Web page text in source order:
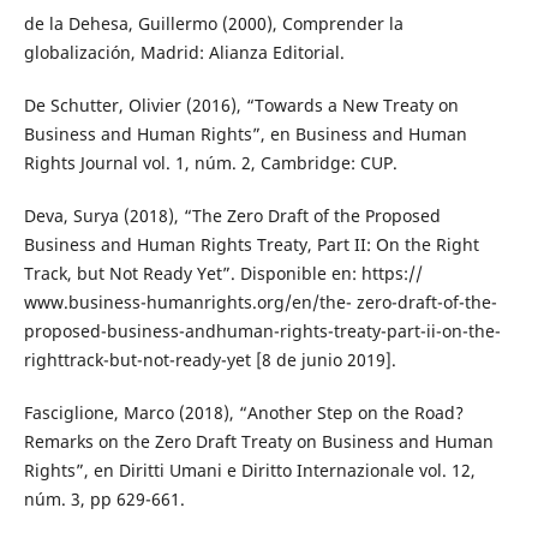
de la Dehesa, Guillermo (2000), Comprender la
globalización, Madrid: Alianza Editorial.
De Schutter, Olivier (2016), “Towards a New Treaty on
Business and Human Rights”, en Business and Human
Rights Journal vol. 1, núm. 2, Cambridge: CUP.
Deva, Surya (2018), “The Zero Draft of the Proposed
Business and Human Rights Treaty, Part II: On the Right
Track, but Not Ready Yet”. Disponible en: https://
www.business-humanrights.org/en/the- zero-draft-of-the-
proposed-business-andhuman-rights-treaty-part-ii-on-the-
righttrack-but-not-ready-yet [8 de junio 2019].
Fasciglione, Marco (2018), “Another Step on the Road?
Remarks on the Zero Draft Treaty on Business and Human
Rights”, en Diritti Umani e Diritto Internazionale vol. 12,
núm. 3, pp 629-661.